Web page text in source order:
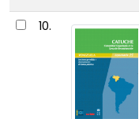
10.